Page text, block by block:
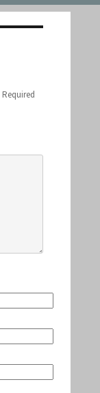
Required